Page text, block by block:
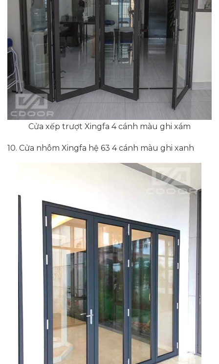
Cửa xếp trượt Xingfa 4 cánh màu ghi xám
10. Cửa nhôm Xingfa hệ 63 4 cánh màu ghi xanh